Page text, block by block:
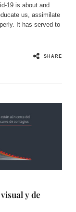
19 is about and
us, assimilate
It has served to
SHARE
y de